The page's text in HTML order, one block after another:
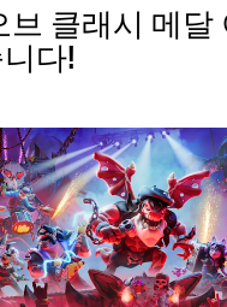
브 클래시 메달
다!